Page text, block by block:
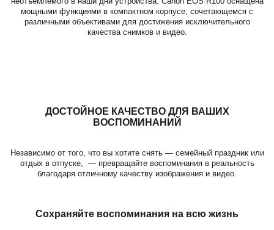
мощными функциями в компактном корпусе, сочетающемся с
различными объективами для достижения исключительного
качества снимков и видео.
ДОСТОЙНОЕ КАЧЕСТВО ДЛЯ ВАШИХ
ВОСПОМИНАНИЙ
Независимо от того, что вы хотите снять — семейный праздник или
отдых в отпуске, — превращайте воспоминания в реальность
благодаря отличному качеству изображения и видео.
Сохраняйте воспоминания на всю жизнь